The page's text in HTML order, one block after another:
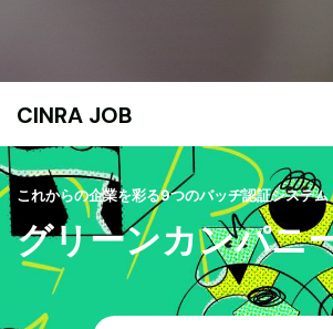
CINRA JOB
これからの企業を彩る9つのバッヂ認証システム
グリーンカンパニ